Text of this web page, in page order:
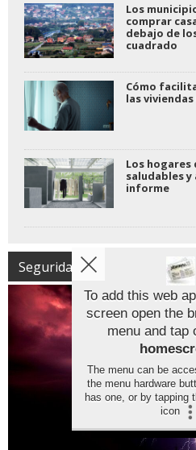
Los
comprar
debajo de
cuadrado
Cómo
las
Los
saludables
informe
Seguridad | Protección Civil
Aviso sobre el
Utilizamos
funcionamiento
lista de cookies y
nuestra Política de
Aceptar
To add this web
screen open the
menu and tap
The menu can be
the menu hardware
has one, or by tapping
icon